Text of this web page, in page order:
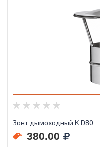
Зонт дымоходный К D80
380.00